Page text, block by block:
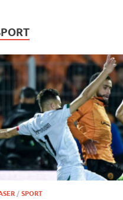
/SPORT